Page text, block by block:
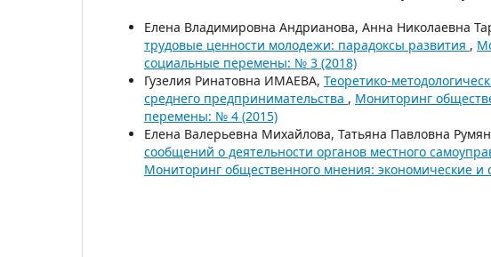
Елена Владимировна Андрианова, Анна Николаевна
трудовые ценности молодежи: парадоксы развития ,
социальные перемены: № 3 (2018)
Гузелия Ринатовна ИМАЕВА, Теоретико-
среднего предпринимательства , Мониторинг
перемены: № 4 (2015)
Елена Валерьевна Михайлова, Татьяна Павловна
сообщений о деятельности органов местного
Мониторинг общественного мнения: экономические